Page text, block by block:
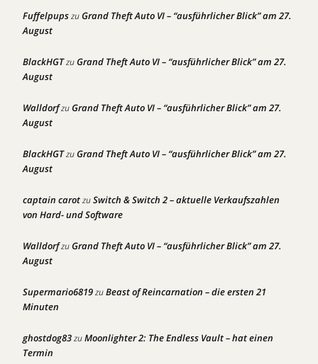
FuffelpupszuGrand Theft Auto VI – “ausführlicher Blick” am 27.
August
BlackHGTzuGrand Theft Auto VI – “ausführlicher Blick” am 27.
August
WalldorfzuGrand Theft Auto VI – “ausführlicher Blick” am 27.
August
BlackHGTzuGrand Theft Auto VI – “ausführlicher Blick” am 27.
August
captain carotzuSwitch & Switch 2 – aktuelle Verkaufszahlen
von Hard- und Software
WalldorfzuGrand Theft Auto VI – “ausführlicher Blick” am 27.
August
Supermario6819zuBeast of Reincarnation – die ersten 21
Minuten
ghostdog83zuMoonlighter 2: The Endless Vault – hat einen
Termin